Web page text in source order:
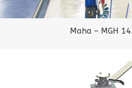
Maha – MGH